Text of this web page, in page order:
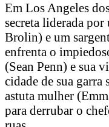
Em Los Angeles
secreta liderada
Brolin) e um
enfrenta o
(Sean Penn) e sua
cidade de sua garra
astuta mulher
para derrubar o